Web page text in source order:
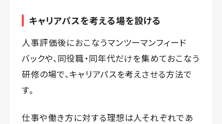
キャリアパスを考える場を設ける
人事評価後におこなうマンツーマンフィード
バックや、同役職・同年代だけを集めておこなう
研修の場で、キャリアパスを考えさせる方法で
す。
仕事や働き方に対する理想は人それぞれであ